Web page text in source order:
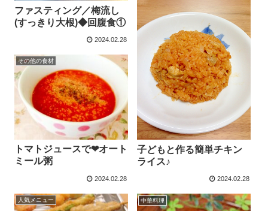
ファスティング／梅流し
(すっきり大根)◆回腹食①
2024.02.28
子どもと作る簡単チキン
ライス♪
2024.02.28
その他の食材
トマトジュースで❤︎オート
ミール粥
2024.02.28
人気メニュー 中華料理